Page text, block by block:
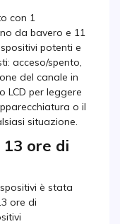
con 1
da bavero e 11
potenti e
acceso/spento,
del canale in
LCD per leggere
o il
situazione.
ore di
è stata
ore di